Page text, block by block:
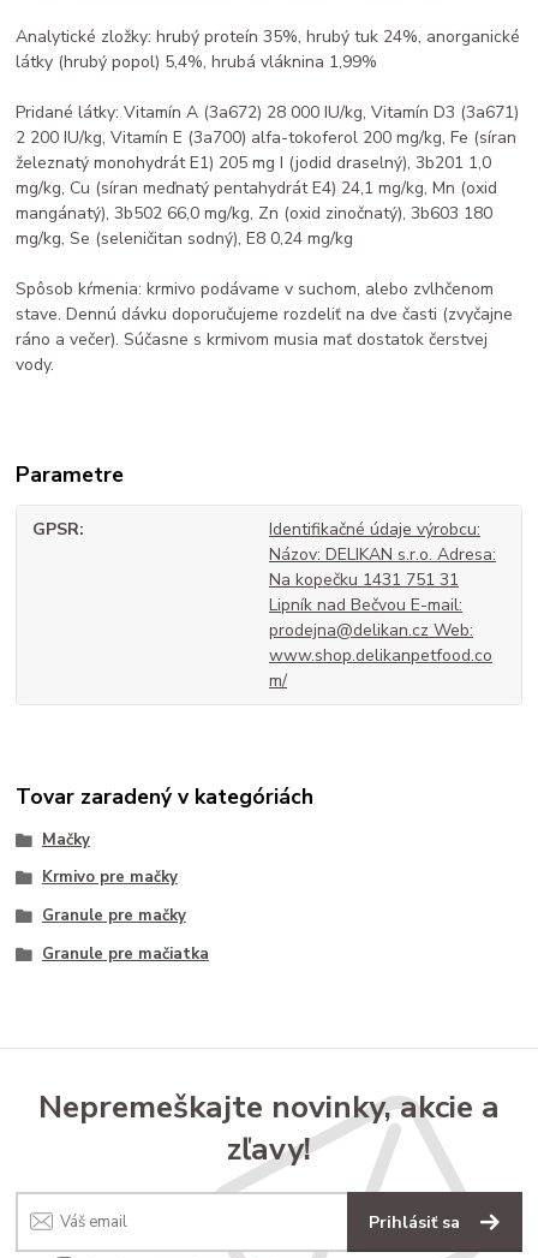
Analytické zložky: hrubý proteín 35%, hrubý tuk 24%, anorganické
látky (hrubý popol) 5,4%, hrubá vláknina 1,99%
Pridané látky: Vitamín A (3a672) 28 000 IU/kg, Vitamín D3 (3a671)
2 200 IU/kg, Vitamín E (3a700) alfa-tokoferol 200 mg/kg, Fe (síran
železnatý monohydrát E1) 205 mg I (jodid draselný), 3b201 1,0
mg/kg, Cu (síran meďnatý pentahydrát E4) 24,1 mg/kg, Mn (oxid
mangánatý), 3b502 66,0 mg/kg, Zn (oxid zinočnatý), 3b603 180
mg/kg, Se (seleničitan sodný), E8 0,24 mg/kg
Spôsob kŕmenia: krmivo podávame v suchom, alebo zvlhčenom
stave. Dennú dávku doporučujeme rozdeliť na dve časti (zvyčajne
ráno a večer). Súčasne s krmivom musia mať dostatok čerstvej
vody.
Parametre
GPSR
Identifikačné údaje výrobcu:
Názov: DELIKAN s.r.o. Adresa:
Na kopečku 1431 751 31
Lipník nad Bečvou E-mail:
prodejna@delikan.cz Web:
www.shop.delikanpetfood.co
m/
Tovar zaradený v kategóriách
Mačky
Krmivo pre mačky
Granule pre mačky
Granule pre mačiatka
Nepremeškajte novinky, akcie a
zľavy!
Prihlásiť sa